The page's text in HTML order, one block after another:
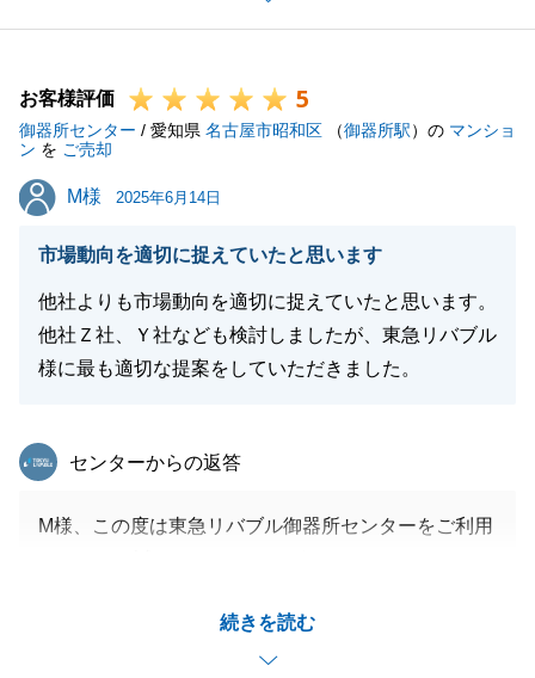
嬉しく存じます。
に努めてまいります。
また不動産に関してお困りごとやご相談がございまし
たら、どうぞお気軽にご連絡ください。
閉じる
お客様評価 5
御器所センター / 愛知県 名古屋市昭和区 （御器所駅）の マンショ
ン を ご売却
M様
M様 2025年6月14日
市場動向を適切に捉えていたと思います
他社よりも市場動向を適切に捉えていたと思います。
他社Ｚ社、Ｙ社なども検討しましたが、東急リバブル
様に最も適切な提案をしていただきました。
続きを読む
東急リバブル
センターからの返答
M様、この度は東急リバブル御器所センターをご利用
M様にはご内覧対応や処理のご準備等、お忙しい中迅